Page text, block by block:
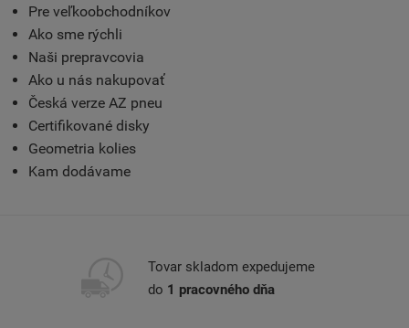
Pre veľkoobchodníkov
Ako sme rýchli
Naši prepravcovia
Ako u nás nakupovať
Česká verze AZ pneu
Certifikované disky
Geometria kolies
Kam dodávame
Tovar skladom expedujeme
do 1 pracovného dňa